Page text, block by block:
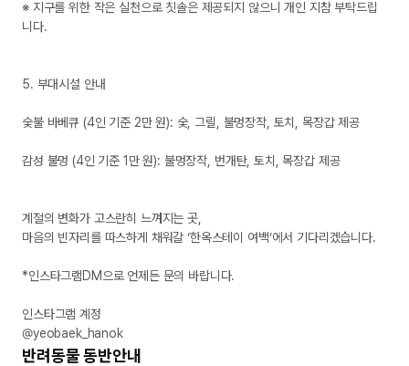
※ 지구를 위한 작은 실천으로 칫솔은 제공되지 않으니 개인 지참 부탁드립
니다.
5. 부대시설 안내
숯불 바베큐 (4인 기준 2만 원): 숯, 그릴, 불멍장작, 토치, 목장갑 제공
감성 불멍 (4인 기준 1만 원): 불멍장작, 번개탄, 토치, 목장갑 제공
계절의 변화가 고스란히 느껴지는 곳,
마음의 빈자리를 따스하게 채워갈 ‘한옥스테이 여백’에서 기다리겠습니다.
*인스타그램DM으로 언제든 문의 바랍니다.
인스타그램 계정
@yeobaek_hanok
반려동물 동반안내